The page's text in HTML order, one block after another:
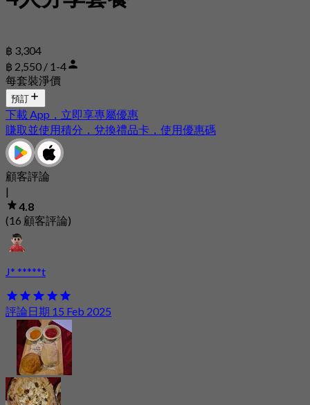
฿ 3,304
฿ 2,550 / 1-4
每套裝淨價
預訂
下載 App，立即享專屬優惠
賺取並使用積分，兌換禮品卡，使用優惠碼
顧客評論
|
4.8
(16 顧客評論)
J* *****t
評論日期 15 Feb 2025